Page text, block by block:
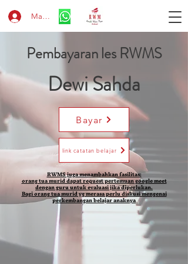
Masuk
Pembayaran les RWMS
Dewi Sahda
Bayar
link catatan belajar
RWMS juga menambahkan fasilitas:
orang tua murid dapat request pertemuan google meet
dengan guru untuk evaluasi jika diperlukan.
Bagi orang tua murid yg merasa perlu diskusi mengenai
perkembangan belajar anaknya